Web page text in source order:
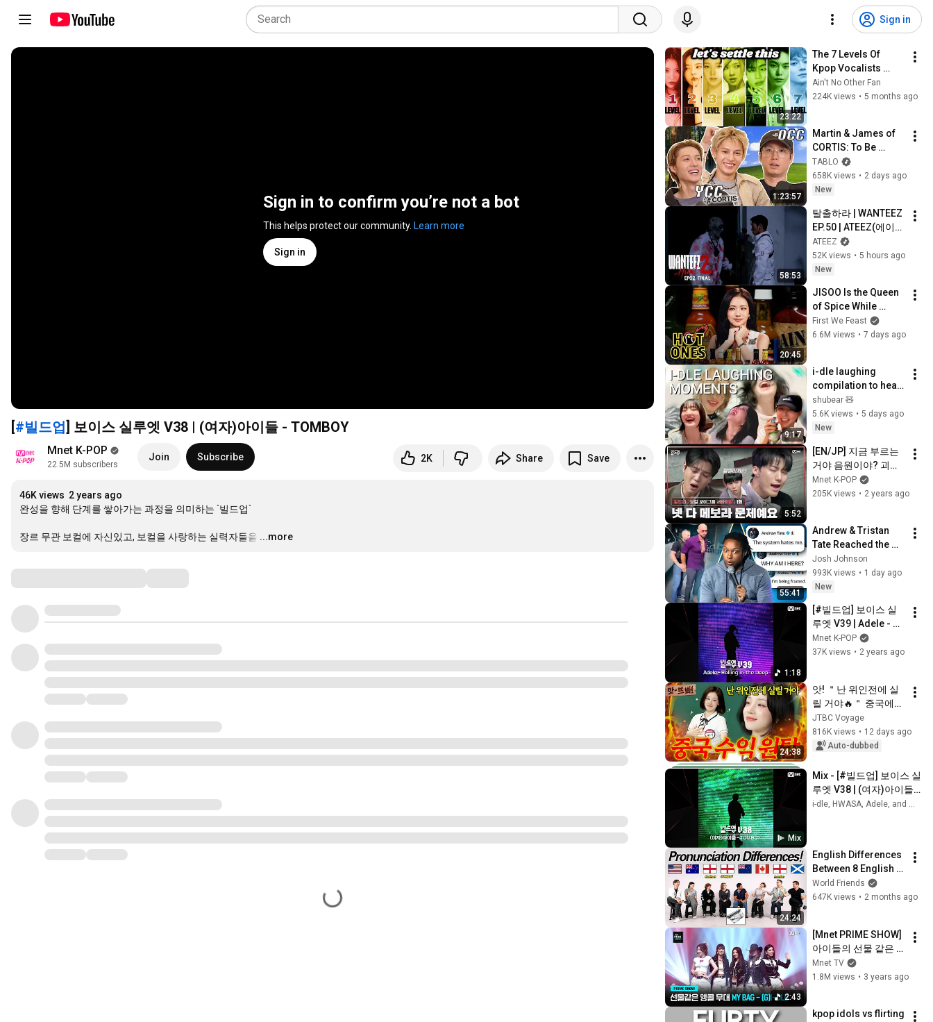
Sign in
Sign in to confirm you’re not a bot
This helps protect our community. Learn more
Sign in
[#빌드업] 보이스 실루엣 V38 | (여자)아이들 - TOMBOY
Mnet K-POP
22.5M subscribers
Join Subscribe 2K Share Save
46K views 2 years ago
완성을 향해 단계를 쌓아가는 과정을 의미하는 `빌드업`
장르 무관 보컬에 자신있고, 보컬을 사랑하는 실력자들을 …
...more
23:22
The 7 Levels Of
Kpop Vocalists
(Vocal Technique)
Ain't No Other Fan
224K views • 5 months ago
1:23:57
Martin & James of
CORTIS: To Be
Cringe Is To Be Free
| Hey Tablo Ep. 32
TABLO
658K views • 2 days ago
New
58:53
탈출하라 | WANTEEZ
EP.50 | ATEEZ(에이티
즈)
ATEEZ
52K views • 5 hours ago
New
20:45
JISOO Is the Queen
of Spice While
Eating Spicy Wings |
Hot Ones
First We Feast
6.6M views • 7 days ago
9:17
i-dle laughing
compilation to heal
your soul
shubear 🧸
5.6K views • 5 days ago
New
5:52
[EN/JP] 지금 부르는
거야 음원이야? 괴물
메보들 간 피 튀기는
파트 분배 [빌드업/1
Mnet K-POP
205K views • 2 years ago
55:41
Andrew & Tristan
Tate Reached the
End of the Algorithm
Josh Johnson
993K views • 1 day ago
New
1:18
[#빌드업] 보이스 실
루엣 V39 | Adele -
Rolling in the Deep
Mnet K-POP
37K views • 2 years ago
24:38
앗! ＂난 위인전에 실
릴 거야🔥＂ 중국에서
온 슈퍼스타 아이들(i-
dle) 우기의 최종 목표
ㄷㄷ｜아는 형님｜
JTBC Voyage
816K views • 12 days ago
Auto-dubbed
Mix
Mix - [#빌드업] 보이스 실
루엣 V38 | (여자)아이들 -
TOMBOY
i-dle, HWASA, Adele, and more
24:24
English Differences
Between 8 English
Speakers! What Is
Aluminium foil In
World Friends
647K views • 2 months ago
2:43
[Mnet PRIME SHOW]
아이들의 선물 같은
앵콜 무대, ♬ My Bag
- (G)I-DLE | Mnet
Mnet TV
1.8M views • 3 years ago
kpop idols vs flirting